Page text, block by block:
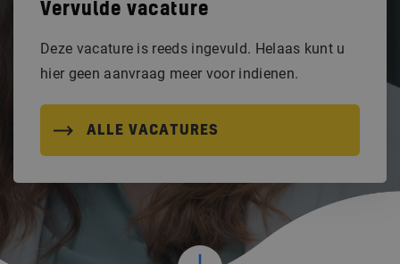
Vervulde vacature
Deze vacature is reeds ingevuld. Helaas kunt u
hier geen aanvraag meer voor indienen.
ALLE VACATURES